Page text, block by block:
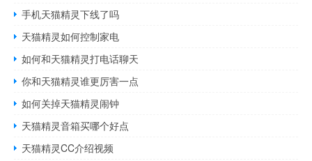
手机天猫精灵下线了吗
天猫精灵如何控制家电
如何和天猫精灵打电话聊天
你和天猫精灵谁更厉害一点
如何关掉天猫精灵闹钟
天猫精灵音箱买哪个好点
天猫精灵CC介绍视频